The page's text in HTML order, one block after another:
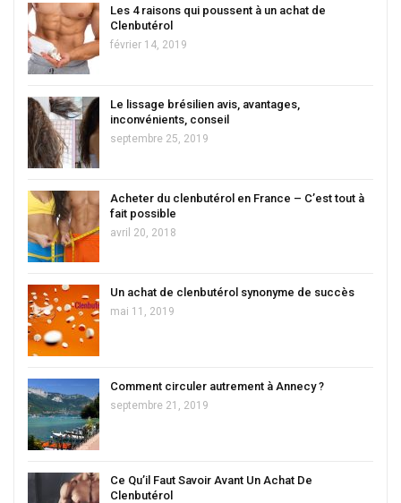
Les 4 raisons qui poussent à un achat de
Clenbutérol
février 14, 2019
Le lissage brésilien avis, avantages,
inconvénients, conseil
septembre 25, 2019
Acheter du clenbutérol en France – C’est tout à
fait possible
avril 20, 2018
Un achat de clenbutérol synonyme de succès
mai 11, 2019
Comment circuler autrement à Annecy ?
septembre 21, 2019
Ce Qu’il Faut Savoir Avant Un Achat De
Clenbutérol